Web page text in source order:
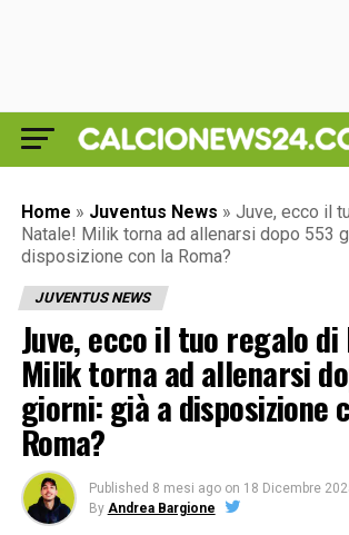
Home » Juventus News » Juve, ecco il
Natale! Milik torna ad allenarsi dopo 553
disposizione con la Roma?
JUVENTUS NEWS
Juve, ecco il tuo regalo di
Milik torna ad allenarsi
giorni: già a disposizione
Roma?
Published 8 mesi ago on 18 Dicembre
By Andrea Bargione